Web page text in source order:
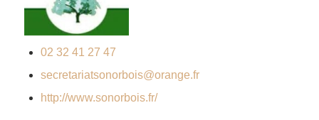
02 32 41 27 47
secretariatsonorbois@orange.fr
http://www.sonorbois.fr/